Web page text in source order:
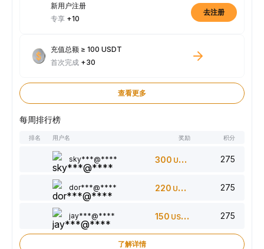
新用户注册
专享 +10
去注册
充值总额 ≥ 100 USDT
首次完成 +30
查看更多
每周排行榜
排名 用户名 奖励 积分
sky***@**** 300 USDT 275
dor***@**** 220 USDT 275
jay***@**** 150 USDT 275
了解详情